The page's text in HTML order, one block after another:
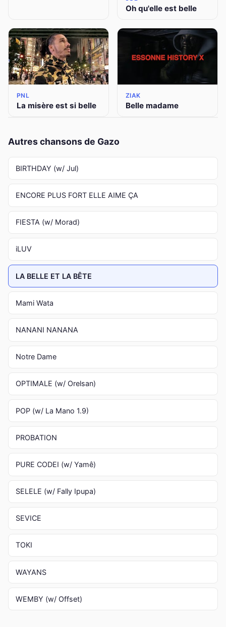
Oh qu'elle est belle
PNL
La misère est si belle
ZIAK
Belle madame
Autres chansons de Gazo
BIRTHDAY (w/ Jul)
ENCORE PLUS FORT ELLE AIME ÇA
FIESTA (w/ Morad)
iLUV
LA BELLE ET LA BÊTE
Mami Wata
NANANI NANANA
Notre Dame
OPTIMALE (w/ Orelsan)
POP (w/ La Mano 1.9)
PROBATION
PURE CODEI (w/ Yamê)
SELELE (w/ Fally Ipupa)
SEVICE
TOKI
WAYANS
WEMBY (w/ Offset)